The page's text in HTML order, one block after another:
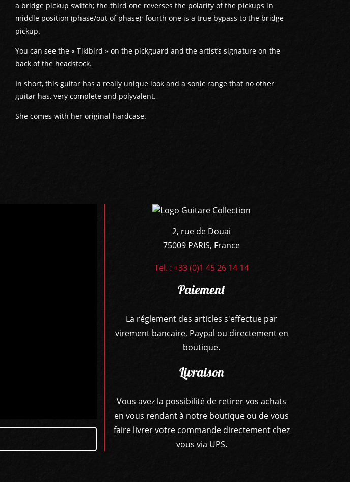
a bridge pickup switch; the third one reverses the polarity of the pickups in
middle position (phase/out of phase); fourth one is a true bypass to the bridge
pickup.
You can see the « Tikibird » on the pickguard and the artist’s signature on the
back of the headstock.
In short, this guitar has a really unique look and a sonic range that no other
guitar has, very complete and polyvalent.
She comes with her original hardcase.
2, rue de Douai
75009 PARIS, France
Tel. : +33 (0)1 45 26 14 14
Paiement
La réglement des articles s'effectue par
virement bancaire, Paypal ou directement en
boutique.
Livraison
Vous avez la possibilité de retirer vos achats
en vous rendant à notre boutique ou de vous
faire livrer votre commande directement chez
vous via UPS.